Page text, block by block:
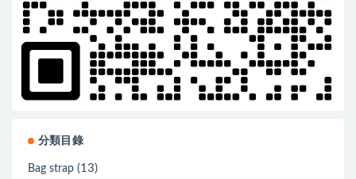
分類目錄
Bag strap (13)